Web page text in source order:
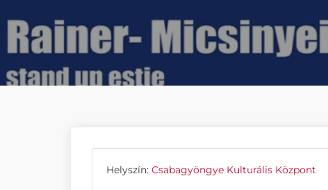
Helyszín: Csabagyöngye Kulturális Központ